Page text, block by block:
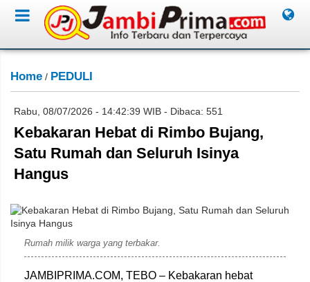
Home / PEDULI
Rabu, 08/07/2026 - 14:42:39 WIB - Dibaca: 551
Kebakaran Hebat di Rimbo Bujang,
Satu Rumah dan Seluruh Isinya
Hangus
Rumah milik warga yang terbakar.
JAMBIPRIMA.COM, TEBO – Kebakaran hebat